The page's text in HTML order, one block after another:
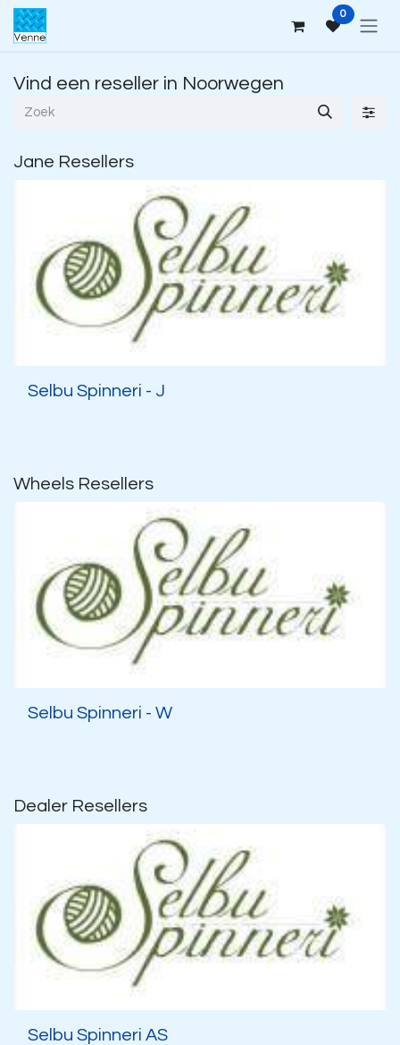
Overslaan naar inhoud 0
Vind een reseller in Noorwegen
Jane Resellers
Selbu Spinneri - J
Wheels Resellers
Selbu Spinneri - W
Dealer Resellers
Selbu Spinneri AS